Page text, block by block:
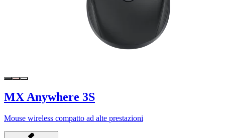
MX Anywhere 3S
Mouse wireless compatto ad alte prestazioni